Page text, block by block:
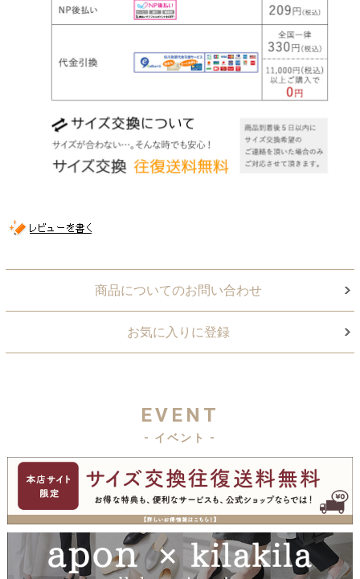
商品についてのお問い合わせ
お気に入りに登録
EVENT
- イベント -